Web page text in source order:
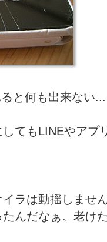
ると何も出来ない
てもLINEやアプ
ラは動揺しませ
んだなぁ。老け